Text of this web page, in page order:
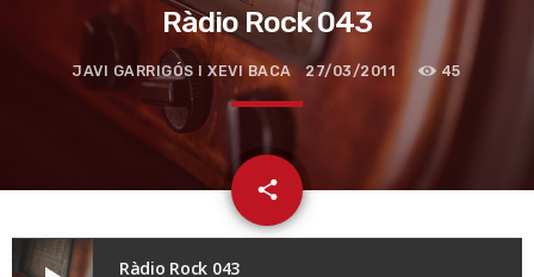
Ràdio Rock 043
JAVI GARRIGÓS I XEVI BACA 27/03/2011 45
share
email
Ràdio Rock 043